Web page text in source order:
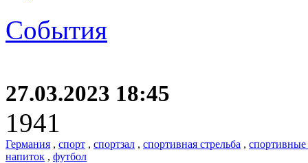
События
27.03.2023 18:45
1941
Германия , спорт , спортзал , спортивная стрельба ,
напиток , футбол